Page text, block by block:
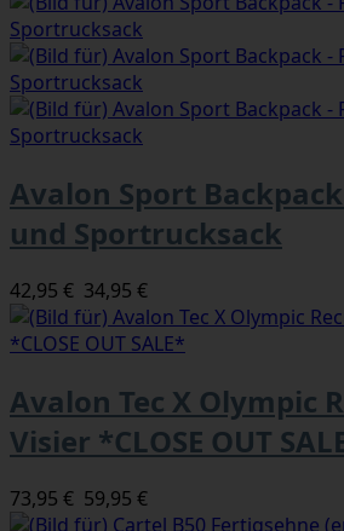
Avalon Sport
und Sportrucksack
42,95 € 34,95 €
Avalon Tec X Olympic
Visier *CLOSE OUT
73,95 € 59,95 €